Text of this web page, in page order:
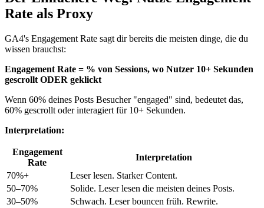
Rate als Proxy
GA4's Engagement Rate sagt dir bereits die meisten dinge, die du
wissen brauchst:
Engagement Rate = % von Sessions, wo Nutzer 10+ Sekunden
gescrollt ODER geklickt
Wenn 60% deines Posts Besucher "engaged" sind, bedeutet das,
60% gescrollt oder interagiert für 10+ Sekunden.
Interpretation:
Engagement
Rate
Interpretation
70%+
Leser lesen. Starker Content.
50–70%
Solide. Leser lesen die meisten deines Posts.
30–50%
Schwach. Leser bouncen früh. Rewrite.